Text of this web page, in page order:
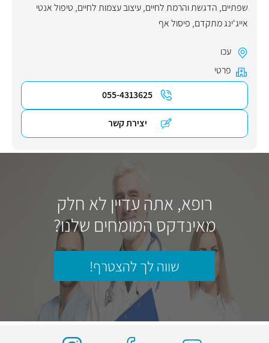
שפתיים, הדגשת והרמת לחיים,עיצוב עצמות לחיים, טיפול אנטי
אייג'ינג מתקדם, פיסול אף
עכו
פרטי
055-4313625
יצירת קשר
רופא, אתה עדיין לא חלק
מאינדקס המומחים שלנו?
שווה לך להצטרף!